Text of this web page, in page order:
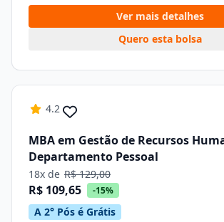
Ver mais detalhes
Quero esta bolsa
4.2
MBA em Gestão de Recursos
Departamento Pessoal
18x de R$ 129,00
R$ 109,65 -15%
A 2° Pós é Grátis